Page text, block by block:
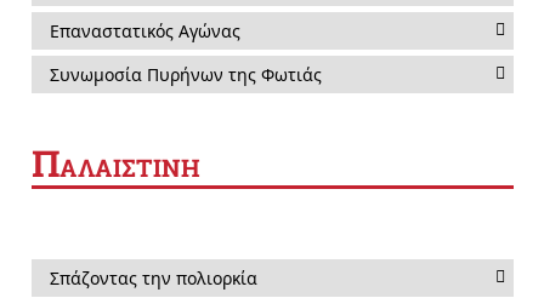
Επαναστατικός Αγώνας
Συνωμοσία Πυρήνων της Φωτιάς
ΠΑΛΑΙΣΤΙΝΗ
Σπάζοντας την πολιορκία